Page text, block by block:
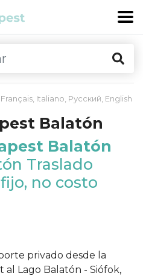
Français, Italiano, Русский, English
Balatón
Balatón
Traslado
no costo
privado desde la
Lago Balatón - Siófok,